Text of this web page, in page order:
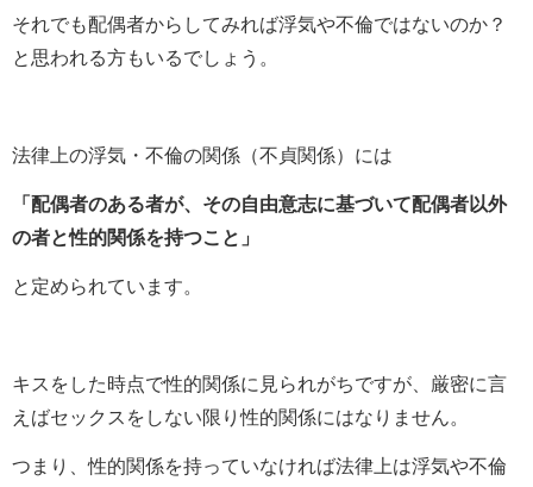
それでも配偶者からしてみれば浮気や不倫ではないのか？
と思われる方もいるでしょう。
法律上の浮気・不倫の関係（不貞関係）には
「配偶者のある者が、その自由意志に基づいて配偶者以外
の者と性的関係を持つこと」
と定められています。
キスをした時点で性的関係に見られがちですが、厳密に言
えばセックスをしない限り性的関係にはなりません。
つまり、性的関係を持っていなければ法律上は浮気や不倫